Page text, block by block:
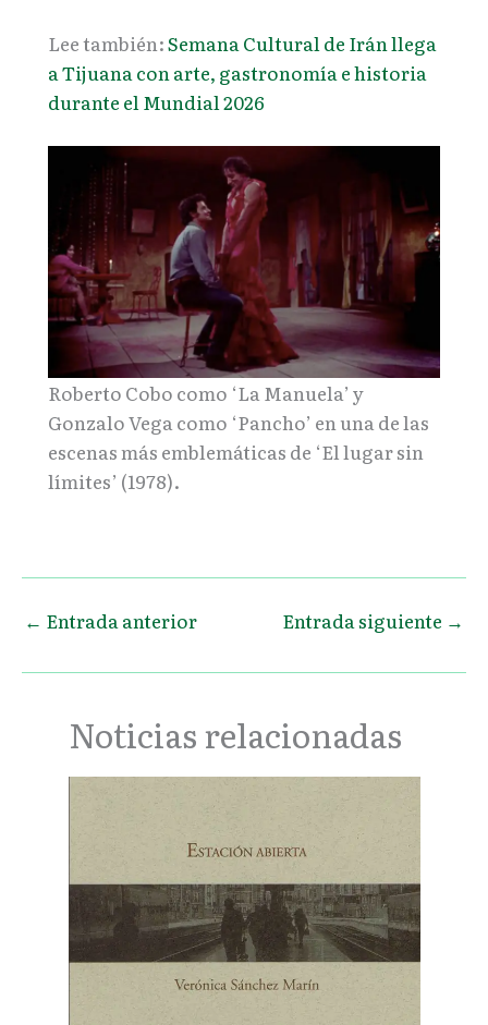
Lee también:Semana Cultural de Irán llega
a Tijuana con arte, gastronomía e historia
durante el Mundial 2026
Roberto Cobo como ‘La Manuela’ y
Gonzalo Vega como ‘Pancho’ en una de las
escenas más emblemáticas de ‘El lugar sin
límites’ (1978).
← Entrada anterior Entrada siguiente →
Noticias relacionadas